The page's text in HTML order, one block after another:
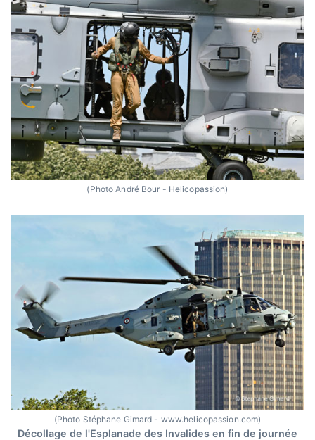
(Photo André Bour - Helicopassion)
(Photo Stéphane Gimard - www.helicopassion.com)
Décollage de l'Esplanade des Invalides en fin de journée